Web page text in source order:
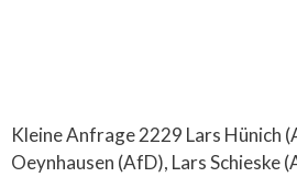
Kleine Anfrage 2229 Lars Hünich
Oeynhausen (AfD), Lars Schieske